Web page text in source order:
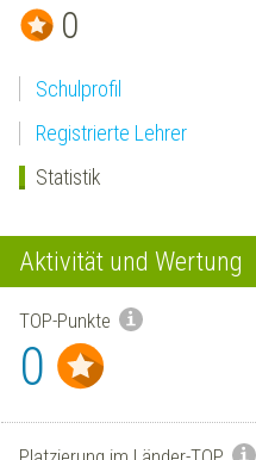
0
Schulprofil
Registrierte Lehrer
Statistik
Aktivität und Wertung
TOP-Punkte
0